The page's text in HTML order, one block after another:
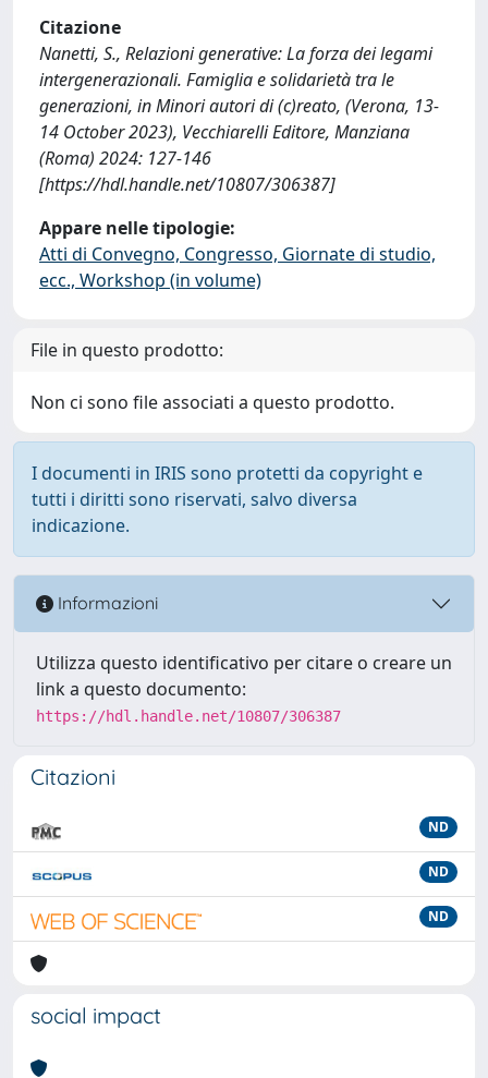
Citazione
Nanetti, S., Relazioni generative: La forza dei legami
intergenerazionali. Famiglia e solidarietà tra le
generazioni, in Minori autori di (c)reato, (Verona, 13-
14 October 2023), Vecchiarelli Editore, Manziana
(Roma) 2024: 127-146
[https://hdl.handle.net/10807/306387]
Appare nelle tipologie:
Atti di Convegno, Congresso, Giornate di studio,
ecc., Workshop (in volume)
File in questo prodotto:
Non ci sono file associati a questo prodotto.
I documenti in IRIS sono protetti da copyright e
tutti i diritti sono riservati, salvo diversa
indicazione.
Informazioni
Utilizza questo identificativo per citare o creare un
link a questo documento:
https://hdl.handle.net/10807/306387
Citazioni
ND
ND
ND
social impact